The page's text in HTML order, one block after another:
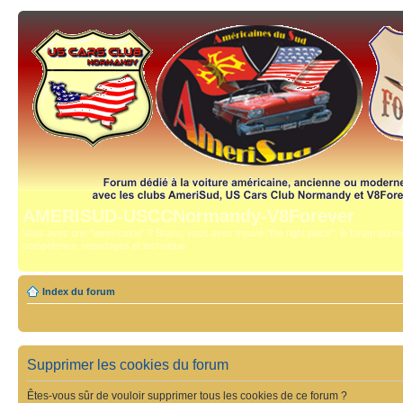
AMERISUD-USCCNormandy-V8Forever
Vous avez une "américaine" ? Bravo, vous avez trouvé "the right place", le forum qui
compétence, reportages et technique.
Index du forum
Supprimer les cookies du forum
Êtes-vous sûr de vouloir supprimer tous les cookies de ce forum ?